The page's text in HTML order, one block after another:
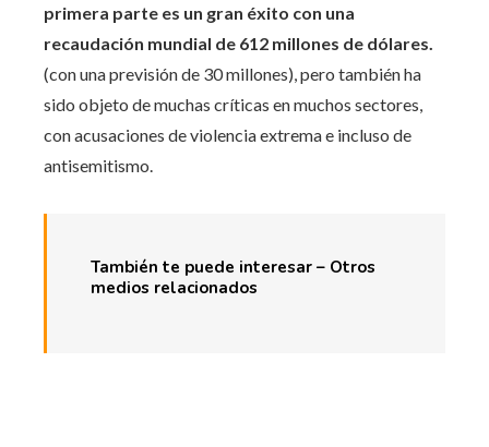
primera parte es un gran éxito con una
recaudación mundial de 612 millones de dólares.
(con una previsión de 30 millones), pero también ha
sido objeto de muchas críticas en muchos sectores,
con acusaciones de violencia extrema e incluso de
antisemitismo.
También te puede interesar – Otros
medios relacionados